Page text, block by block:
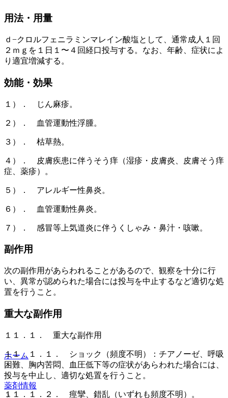
用法・用量
ｄ−クロルフェニラミンマレイン酸塩として、通常成人１回
２ｍｇを１日１〜４回経口投与する。なお、年齢、症状によ
り適宜増減する。
効能・効果
１）． じん麻疹。
２）． 血管運動性浮腫。
３）． 枯草熱。
４）． 皮膚疾患に伴うそう痒（湿疹・皮膚炎、皮膚そう痒
症、薬疹）。
５）． アレルギー性鼻炎。
６）． 血管運動性鼻炎。
７）． 感冒等上気道炎に伴うくしゃみ・鼻汁・咳嗽。
副作用
次の副作用があらわれることがあるので、観察を十分に行
い、異常が認められた場合には投与を中止するなど適切な処
置を行うこと。
重大な副作用
１１．１． 重大な副作用
１１．１．１． ショック（頻度不明）：チアノーゼ、呼吸
困難、胸内苦悶、血圧低下等の症状があらわれた場合には、
投与を中止し、適切な処置を行うこと。
１１．１．２． 痙攣、錯乱（いずれも頻度不明）。
ホーム
薬剤情報